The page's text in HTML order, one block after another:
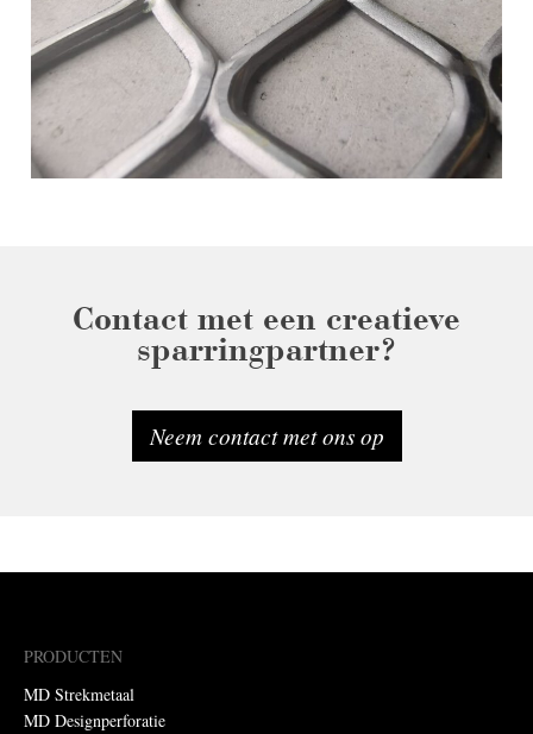
Contact met een creatieve
sparringpartner?
Neem contact met ons op
PRODUCTEN
MD Strekmetaal
MD Designperforatie